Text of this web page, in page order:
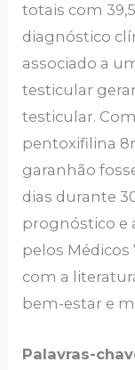
totais com
diagnóstico
associado a
testicular
testicular.
pentoxifilina
garanhão
dias durante
prognóstico e
pelos Médicos
com a
bem-estar e
Palavras-